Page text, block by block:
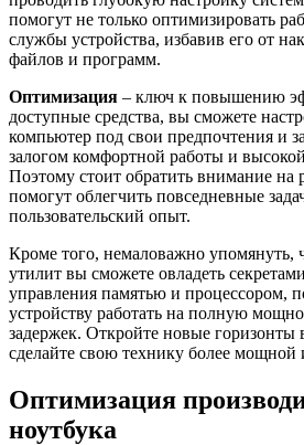
помогут не только оптимизировать
службы устройства, избавив его от
файлов и программ.
Оптимизация – ключ к повышению
доступные средства, вы сможете
компьютер под свои предпочтения и
залогом комфортной работы и
Поэтому стоит обратить внимание на
помогут облегчить повседневные
пользовательский опыт.
Кроме того, немаловажно упомянуть,
утилит вы сможете овладеть
управления памятью и процессором,
устройству работать на полную
задержек. Откройте новые горизонты
сделайте свою технику более мощной
Оптимизация
ноутбука